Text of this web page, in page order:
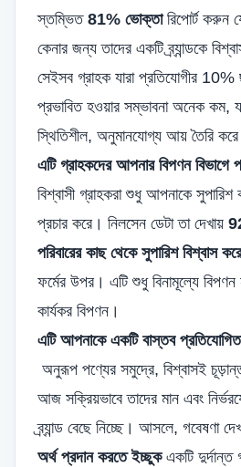
স্তম্ভিত 81% ভোক্তারিপোর্ট করুন
কেনার জন্য তাদের একটি ব্র্যান্ডকে
সেইসব গ্রাহক যারা প্রতিযোগীর 10%
প্রভাবিত হওয়ার সম্ভাবনা অনেক কম,
স্থিতিশীল, অনুমানযোগ্য আয় তৈরি
এটি গ্রাহকদের আপনার বিপণন বিভাগে
বিশ্বাসী গ্রাহকরা শুধু আপনাকে সুপারিশ
প্রচার করে। নিলসেন ডেটা তা দেখায়
পরিবারের কাছ থেকে সুপারিশ বিশ্বাস করে
ফর্মের উপর। এটি শুধু বিনামূল্যে
কার্যকর বিপণন।
এটি আপনাকে একটি বাস্তব
অনুরূপ পণ্যের সমুদ্রে, বিশ্বাসই
আজ সক্রিয়ভাবে তাদের মান এবং
ব্র্যান্ড বেছে নিচ্ছে। আসলে, গবেষণা
অর্থ প্রদান করতে ইচ্ছুকএকটি দুর্দান্ত